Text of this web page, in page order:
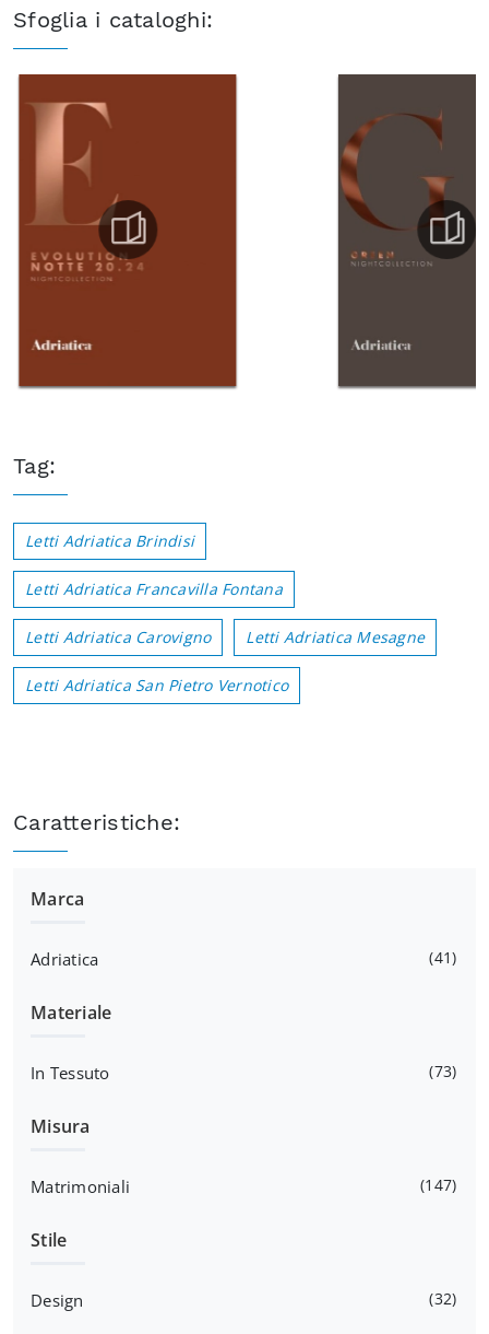
Sfoglia i cataloghi:
Tag:
Letti Adriatica Brindisi
Letti Adriatica Francavilla Fontana
Letti Adriatica Carovigno Letti Adriatica Mesagne
Letti Adriatica San Pietro Vernotico
Caratteristiche:
Marca
Adriatica 41
Materiale
In Tessuto 73
Misura
Matrimoniali 147
Stile
Design 32